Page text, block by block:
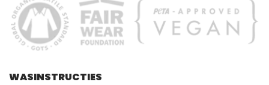
WASINSTRUCTIES